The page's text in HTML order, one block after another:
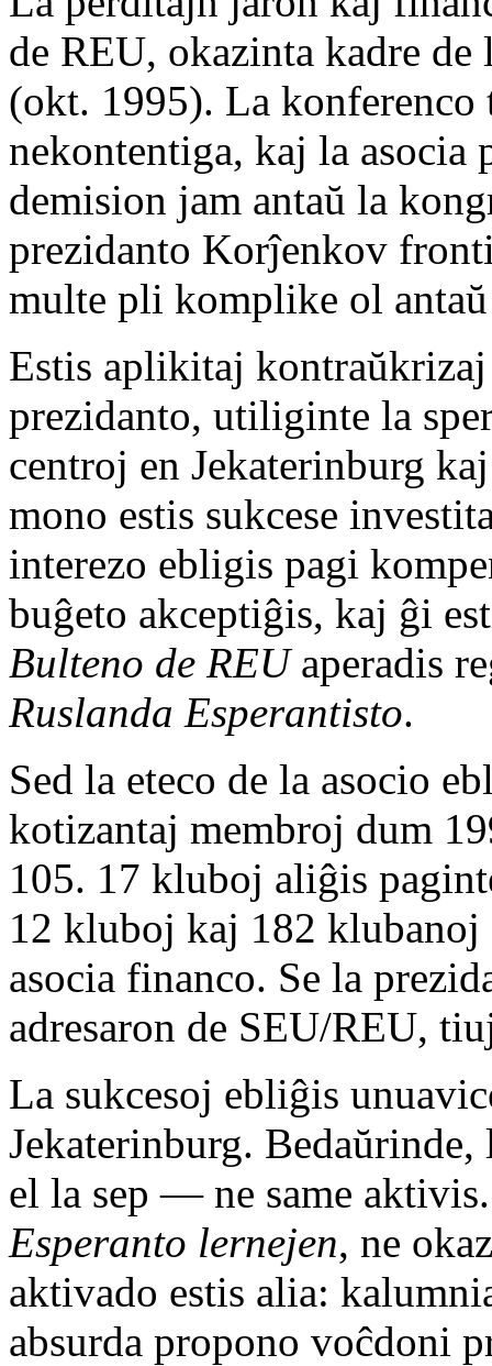
de REU, okazinta kadre
(okt. 1995). La konferenco
nekontentiga, kaj la asocia
demision jam antaŭ la
prezidanto Korĵenkov
multe pli komplike ol
Estis aplikitaj
prezidanto, utiliginte la
centroj en Jekaterinburg
mono estis sukcese
interezo ebligis pagi
buĝeto akceptiĝis, kaj ĝi
Bulteno de REUaperadis
Ruslanda Esperantisto.
Sed la eteco de la asocio
kotizantaj membroj dum
105. 17 kluboj aliĝis
12 kluboj kaj 182 klubanoj
asocia financo. Se la
adresaron de SEU/REU,
La sukcesoj ebliĝis
Jekaterinburg.
el la sep — ne same
Esperanto lernejen, ne
aktivado estis alia:
absurda propono voĉdoni